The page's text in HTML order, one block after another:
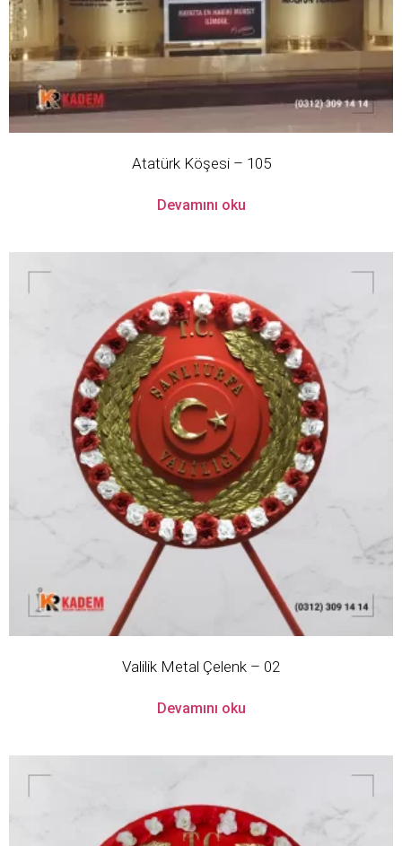
Atatürk Köşesi – 105
Devamını oku
Valilik Metal Çelenk – 02
Devamını oku